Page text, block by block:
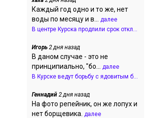
Каждый год одно и то же, нет
воды по месяцу и в... далее
В центре Курска продлили срок откл...
Игорь 2 дня назад
В даном случае - это не
принципиально, "бо... далее
В Курске ведут борьбу с ядовитым б...
Геннадий 2 дня назад
На фото репейник, он же лопух и
нет борщевика. далее